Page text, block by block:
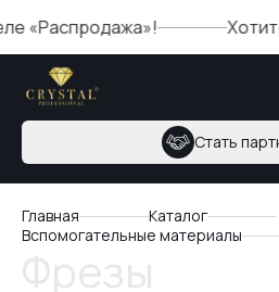
«Распродажа»! Хотите
Стать
Главная
Каталог
Вспомогательные материалы